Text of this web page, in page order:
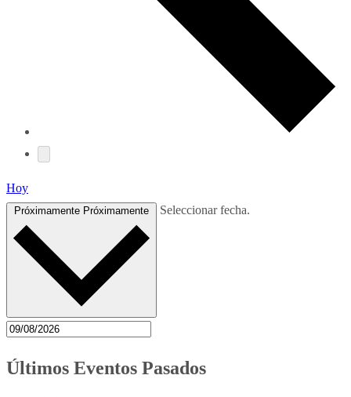
Hoy
Próximamente Próximamente Seleccionar fecha.
Últimos Eventos Pasados